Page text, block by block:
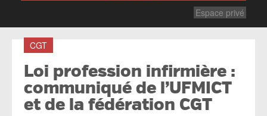
Espace privé
CGT
Loi profession infirmière :
communiqué de l’UFMICT
et de la fédération CGT